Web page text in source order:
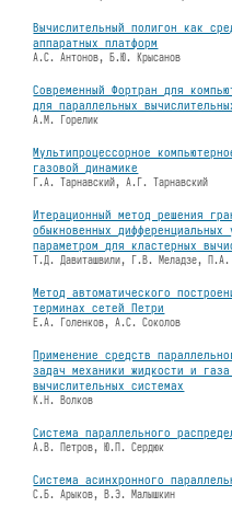
Вычислительный полигон как
аппаратных платформ
А.С. Антонов, Б.Ю. Крысанов
Современный Фортран для
для параллельных
А.М. Горелик
Мультипроцессорное
газовой динамике
Г.А. Тарнавский, А.Г. Тарнавский
Итерационный метод решения
обыкновенных
параметром для кластерных
Т.Д. Давиташвили, Г.В. Меладзе, П.А.
Метод автоматического
терминах сетей Петри
Е.А. Голенков, А.С. Соколов
Применение средств
задач механики жидкости и
вычислительных системах
К.Н. Волков
Система параллельного
А.В. Петров, Ю.П. Сердюк
Система асинхронного
С.Б. Арыков, В.Э. Малышкин